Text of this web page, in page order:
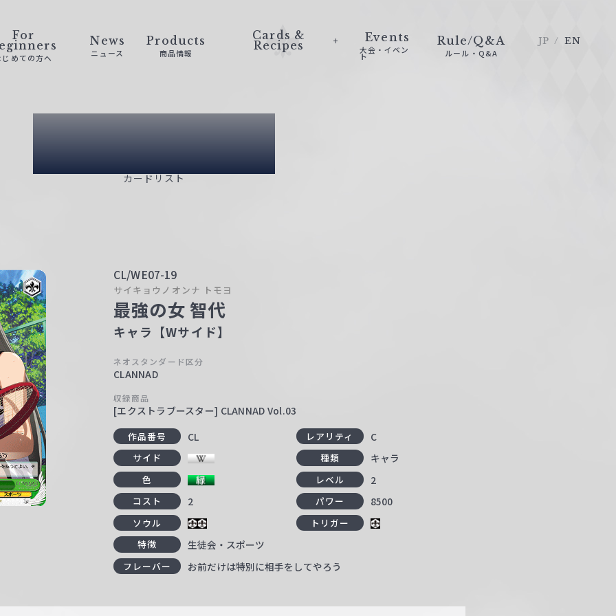
For
じめての方へ
News
ニュース
Products
商品情報
Cards &
Recipes
Events
大会・イベン
ト
Rule/Q&A
ルール・Q&A
JP EN
Card List
カードリスト
CL/WE07-19
サイキョウノオンナ トモヨ
最強の女 智代
キャラ【Wサイド】
ネオスタンダード区分
CLANNAD
収録商品
[エクストラブースター] CLANNAD Vol.03
作品番号 CL レアリティ C
サイド 種類 キャラ
色 レベル 2
コスト 2 パワー 8500
ソウル
トリガー
特徴
生徒会・スポーツ
フレーバー お前だけは特別に相手をしてやろう